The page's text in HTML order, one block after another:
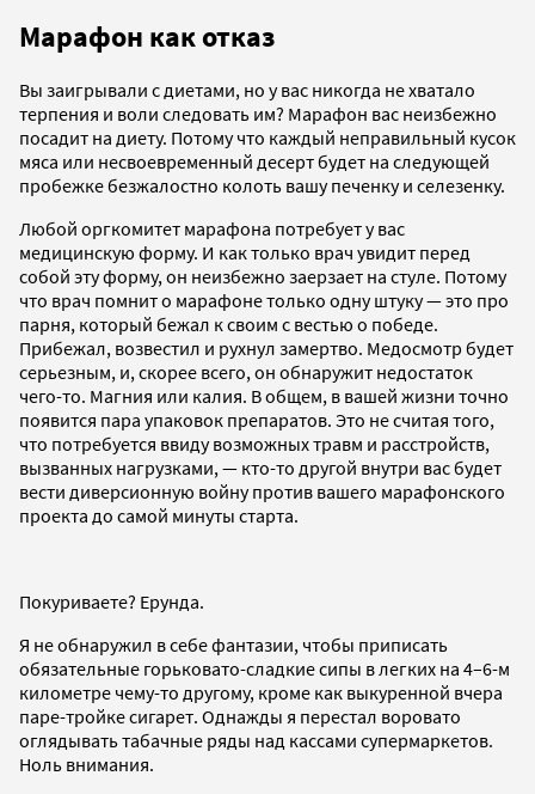
Марафон как отказ
Вы заигрывали с диетами, но у вас никогда не хватало
терпения и воли следовать им? Марафон вас неизбежно
посадит на диету. Потому что каждый неправильный кусок
мяса или несвоевременный десерт будет на следующей
пробежке безжалостно колоть вашу печенку и селезенку.
Любой оргкомитет марафона потребует у вас
медицинскую форму. И как только врач увидит перед
собой эту форму, он неизбежно заерзает на стуле. Потому
что врач помнит о марафоне только одну штуку — это про
парня, который бежал к своим с вестью о победе.
Прибежал, возвестил и рухнул замертво. Медосмотр будет
серьезным, и, скорее всего, он обнаружит недостаток
чего-то. Магния или калия. В общем, в вашей жизни точно
появится пара упаковок препаратов. Это не считая того,
что потребуется ввиду возможных травм и расстройств,
вызванных нагрузками, — кто-то другой внутри вас будет
вести диверсионную войну против вашего марафонского
проекта до самой минуты старта.
Покуриваете? Ерунда.
Я не обнаружил в себе фантазии, чтобы приписать
обязательные горьковато-сладкие сипы в легких на 4–6-м
километре чему-то другому, кроме как выкуренной вчера
паре-тройке сигарет. Однажды я перестал воровато
оглядывать табачные ряды над кассами супермаркетов.
Ноль внимания.